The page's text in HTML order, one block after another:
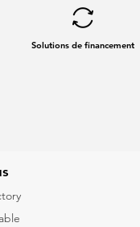
Solutions de financement